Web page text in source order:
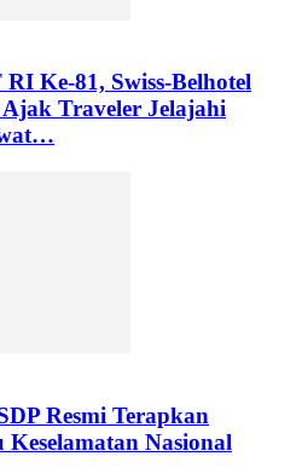
Ke-81, Swiss-Belhotel
Traveler Jelajahi
Resmi Terapkan
Nasional